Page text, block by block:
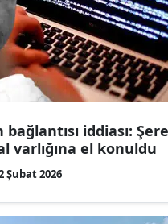
iddiası:
varlığına el konuldu
Şubat 2026